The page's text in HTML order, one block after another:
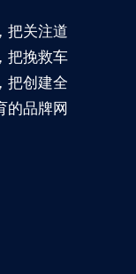
把关注道
把挽救车
把创建全
的品牌网